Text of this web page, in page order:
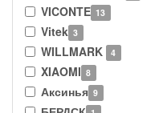
VICONTE 13
Vitek 3
WILLMARK 4
XIAOMI 8
Аксинья 9